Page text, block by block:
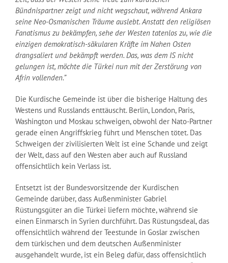
Bündnispartner zeigt und nicht wegschaut, während Ankara
seine Neo-Osmanischen Träume auslebt. Anstatt den religiösen
Fanatismus zu bekämpfen, sehe der Westen tatenlos zu, wie die
einzigen demokratisch-säkularen Kräfte im Nahen Osten
drangsaliert und bekämpft werden. Das, was dem IS nicht
gelungen ist, möchte die Türkei nun mit der Zerstörung von
Afrin vollenden.”
Die Kurdische Gemeinde ist über die bisherige Haltung des
Westens und Russlands enttäuscht. Berlin, London, Paris,
Washington und Moskau schweigen, obwohl der Nato-Partner
gerade einen Angriffskrieg führt und Menschen tötet. Das
Schweigen der zivilisierten Welt ist eine Schande und zeigt
der Welt, dass auf den Westen aber auch auf Russland
offensichtlich kein Verlass ist.
Entsetzt ist der Bundesvorsitzende der Kurdischen
Gemeinde darüber, dass Außenminister Gabriel
Rüstungsgüter an die Türkei liefern möchte, während sie
einen Einmarsch in Syrien durchführt. Das Rüstungsdeal, das
offensichtlich während der Teestunde in Goslar zwischen
dem türkischen und dem deutschen Außenminister
ausgehandelt wurde, ist ein Beleg dafür, dass offensichtlich